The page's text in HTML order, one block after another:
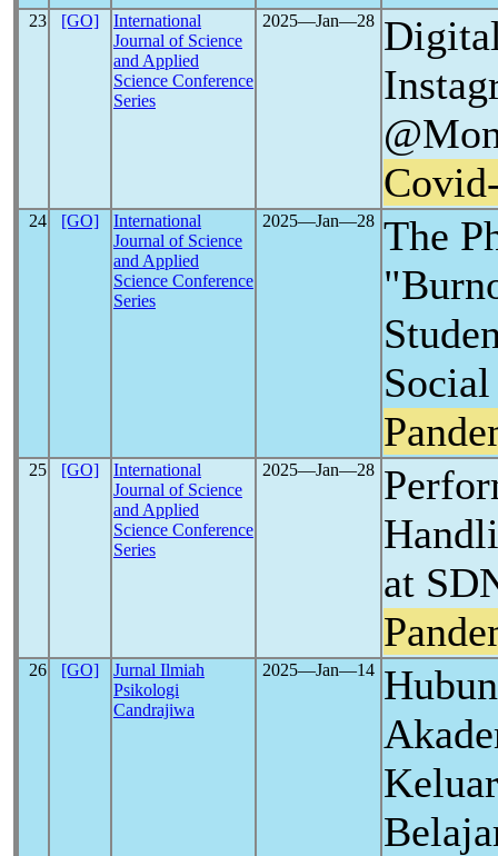
23 [GO]
International
Journal of Science
and Applied
Science Conference
Series
2025―Jan―28
24 [GO]
International
Journal of Science
and Applied
Science Conference
Series
2025―Jan―28 The
25 [GO]
International
Journal of Science
and Applied
Science Conference
Series
2025―Jan―28
at
26 [GO]
Jurnal Ilmiah
Psikologi
Candrajiwa
2025―Jan―14